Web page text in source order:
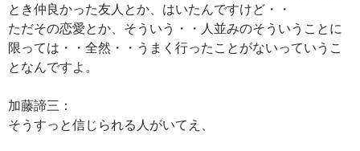
とき仲良かった友人とか、はいたんですけど・・
ただその恋愛とか、そういう・・人並みのそういうことに
限っては・・全然・・うまく行ったことがないっていうこ
となんですよ。
加藤諦三：
そうすっと信じられる人がいてえ、